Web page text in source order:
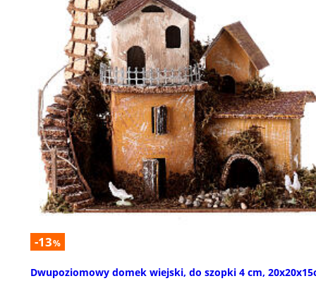
-13%
Dwupoziomowy domek wiejski, do szopki 4 cm,